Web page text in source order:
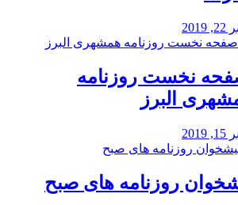
نخست روزنامه‌
البرز
روزنامه های صبح